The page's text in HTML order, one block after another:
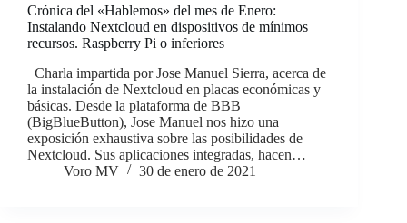
Crónica del «Hablemos» del mes de Enero:
Instalando Nextcloud en dispositivos de mínimos
recursos. Raspberry Pi o inferiores
Charla impartida por Jose Manuel Sierra, acerca de
la instalación de Nextcloud en placas económicas y
básicas. Desde la plataforma de BBB
(BigBlueButton), Jose Manuel nos hizo una
exposición exhaustiva sobre las posibilidades de
Nextcloud. Sus aplicaciones integradas, hacen…
Voro MV
30 de enero de 2021